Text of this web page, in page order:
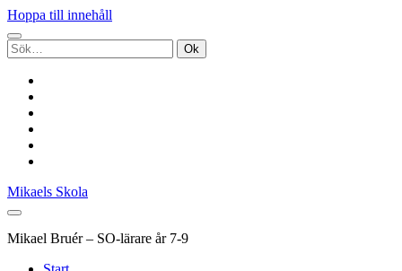
Hoppa till innehåll
Sök
efter:
Mikaels Skola
Mikael Bruér – SO-lärare år 7-9